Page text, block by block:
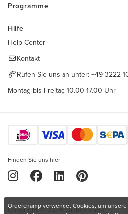
Programme
Hilfe
Help-Center
Kontakt
Rufen Sie uns an unter: +49 3222
Montag bis Freitag 10.00-17.00 Uhr
Finden Sie uns hier
Copyright © 2026 Orderchamp
Orderchamp verwendet Cookies, um